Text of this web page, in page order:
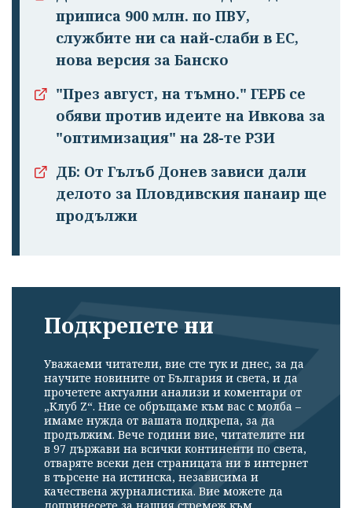
Успешно
излязохте от
профила си!
приписа 900 млн. по ПВУ,
службите ни са най-слаби в ЕС,
нова версия за Банско
"През август, на тъмно." ГЕРБ се
обяви против идеите на Ивкова за
"оптимизация" на 28-те РЗИ
ДБ: От Гълъб Донев зависи дали
делото за Пловдивския панаир ще
продължи
Подкрепете ни
Уважаеми читатели, вие сте тук и днес, за да
научите новините от България и света, и да
прочетете актуални анализи и коментари от
„Клуб Z“. Ние се обръщаме към вас с молба –
имаме нужда от вашата подкрепа, за да
продължим. Вече години вие, читателите ни
в 97 държави на всички континенти по света,
отваряте всеки ден страницата ни в интернет
в търсене на истинска, независима и
качествена журналистика. Вие можете да